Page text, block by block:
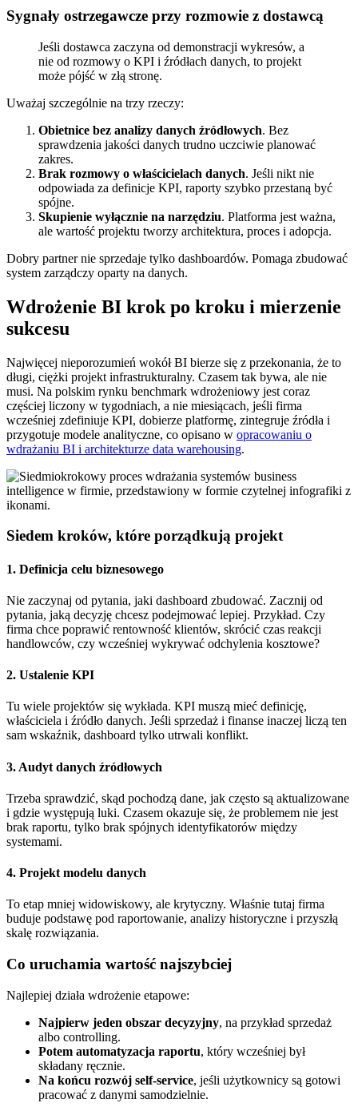
Sygnały ostrzegawcze przy rozmowie z dostawcą
Jeśli dostawca zaczyna od demonstracji wykresów, a
nie od rozmowy o KPI i źródłach danych, to projekt
może pójść w złą stronę.
Uważaj szczególnie na trzy rzeczy:
Obietnice bez analizy danych źródłowych. Bez
sprawdzenia jakości danych trudno uczciwie planować
zakres.
Brak rozmowy o właścicielach danych. Jeśli nikt nie
odpowiada za definicje KPI, raporty szybko przestaną być
spójne.
Skupienie wyłącznie na narzędziu. Platforma jest ważna,
ale wartość projektu tworzy architektura, proces i adopcja.
Dobry partner nie sprzedaje tylko dashboardów. Pomaga zbudować
system zarządczy oparty na danych.
Wdrożenie BI krok po kroku i mierzenie
sukcesu
Najwięcej nieporozumień wokół BI bierze się z przekonania, że to
długi, ciężki projekt infrastrukturalny. Czasem tak bywa, ale nie
musi. Na polskim rynku benchmark wdrożeniowy jest coraz
częściej liczony w tygodniach, a nie miesiącach, jeśli firma
wcześniej zdefiniuje KPI, dobierze platformę, zintegruje źródła i
przygotuje modele analityczne, co opisano w opracowaniu o
wdrażaniu BI i architekturze data warehousing.
Siedem kroków, które porządkują projekt
1. Definicja celu biznesowego
Nie zaczynaj od pytania, jaki dashboard zbudować. Zacznij od
pytania, jaką decyzję chcesz podejmować lepiej. Przykład. Czy
firma chce poprawić rentowność klientów, skrócić czas reakcji
handlowców, czy wcześniej wykrywać odchylenia kosztowe?
2. Ustalenie KPI
Tu wiele projektów się wykłada. KPI muszą mieć definicję,
właściciela i źródło danych. Jeśli sprzedaż i finanse inaczej liczą ten
sam wskaźnik, dashboard tylko utrwali konflikt.
3. Audyt danych źródłowych
Trzeba sprawdzić, skąd pochodzą dane, jak często są aktualizowane
i gdzie występują luki. Czasem okazuje się, że problemem nie jest
brak raportu, tylko brak spójnych identyfikatorów między
systemami.
4. Projekt modelu danych
To etap mniej widowiskowy, ale krytyczny. Właśnie tutaj firma
buduje podstawę pod raportowanie, analizy historyczne i przyszłą
skalę rozwiązania.
Co uruchamia wartość najszybciej
Najlepiej działa wdrożenie etapowe:
Najpierw jeden obszar decyzyjny, na przykład sprzedaż
albo controlling.
Potem automatyzacja raportu, który wcześniej był
składany ręcznie.
Na końcu rozwój self-service, jeśli użytkownicy są gotowi
pracować z danymi samodzielnie.